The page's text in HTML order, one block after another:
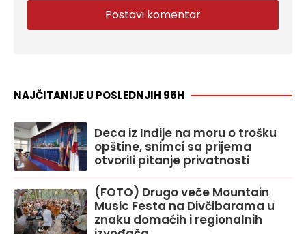
NAJČITANIJE U POSLEDNJIH 96H
Deca iz Inđije na moru o trošku
opštine, snimci sa prijema
otvorili pitanje privatnosti
(FOTO) Drugo veče Mountain
Music Festa na Divčibarama u
znaku domaćih i regionalnih